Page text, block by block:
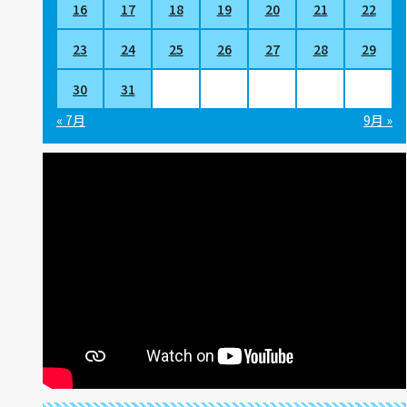
16 17 18 19 20 21 22
23 24 25 26 27 28 29
30
31
« 7月
9月 »